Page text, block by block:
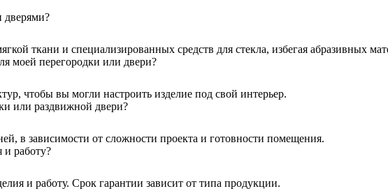
дверями?
ткани и специализированных средств для стекла, избегая абразивных
моей перегородки или двери?
чтобы вы могли настроить изделие под свой интерьер.
или раздвижной двери?
в зависимости от сложности проекта и готовности помещения.
и работу?
и работу. Срок гарантии зависит от типа продукции.